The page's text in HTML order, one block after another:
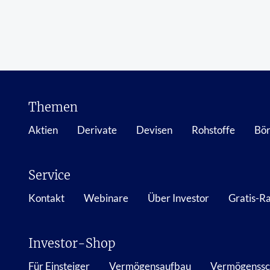
Themen
Aktien Derivate Devisen Rohstoffe
Service
Kontakt Webinare Über Investor Gratis-
Investor-Shop
Für Einsteiger Vermögensaufbau